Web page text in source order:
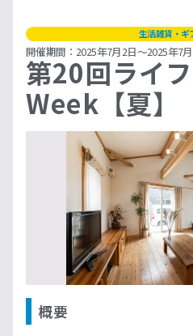
生活雑貨・ギ
開催期間：2025年7月2日〜2025年7
第20回ライ
Week【夏】
概要